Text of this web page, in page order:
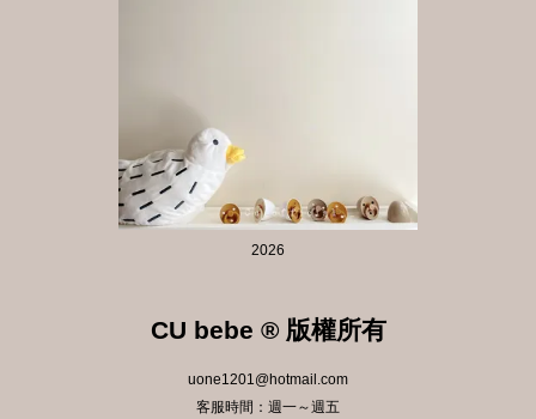
2026
CU bebe ® 版權所有
uone1201@hotmail.com
客服時間：週一～週五